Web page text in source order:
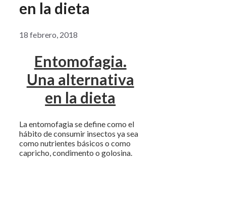
en la dieta
18 febrero, 2018
Entomofagia.
Una alternativa
en la dieta
La entomofagia se define como el
hábito de consumir insectos ya sea
como nutrientes básicos o como
capricho, condimento o golosina.